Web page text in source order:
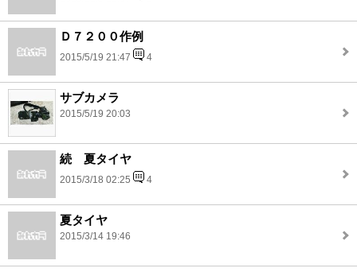
Ｄ７２００作例
2015/5/19 21:47 4
サブカメラ
2015/5/19 20:03
続 夏タイヤ
2015/3/18 02:25 4
夏タイヤ
2015/3/14 19:46